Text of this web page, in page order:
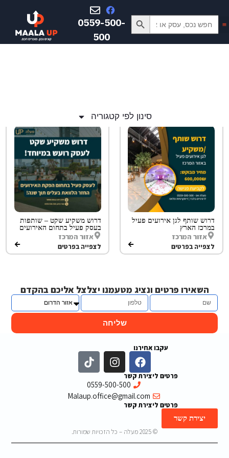
0559-500-
500
Search
for:
Search Button
סינון לפי קטגוריה
דרוש שותף לגן אירועים פעיל
במרכז הארץ
אזור המרכז
לצפייה בפרטים
דרוש משקיע שקט – שותפות
בעסק פעיל בתחום האירועים
אזור המרכז
לצפייה בפרטים
השאירו פרטים ונציג מטעמנו יצלצל אליכם בהקדם
שליחה
עקבו אחירנו
פרטים ליצירת קשר
0559-500-500
Malaup.office@gmail.com
פרטים ליצירת קשר
יצירת קשר
© 2025 מעלה – כל הזכויות שמורות.